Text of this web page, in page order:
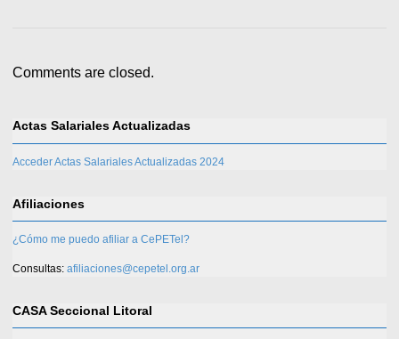
Comments are closed.
Actas Salariales Actualizadas
Acceder Actas Salariales Actualizadas 2024
Afiliaciones
¿Cómo me puedo afiliar a CePETel?
Consultas: afiliaciones@cepetel.org.ar
CASA Seccional Litoral